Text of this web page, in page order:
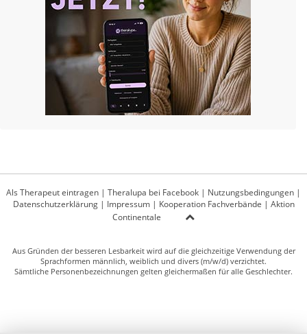
Als Therapeut eintragen | Theralupa bei Facebook | Nutzungsbedingungen |
Datenschutzerklärung| Impressum| Kooperation Fachverbände | Aktion
Continentale
Aus Gründen der besseren Lesbarkeit wird auf die gleichzeitige Verwendung der
Sprachformen männlich, weiblich und divers (m/w/d) verzichtet.
Sämtliche Personenbezeichnungen gelten gleichermaßen für alle Geschlechter.